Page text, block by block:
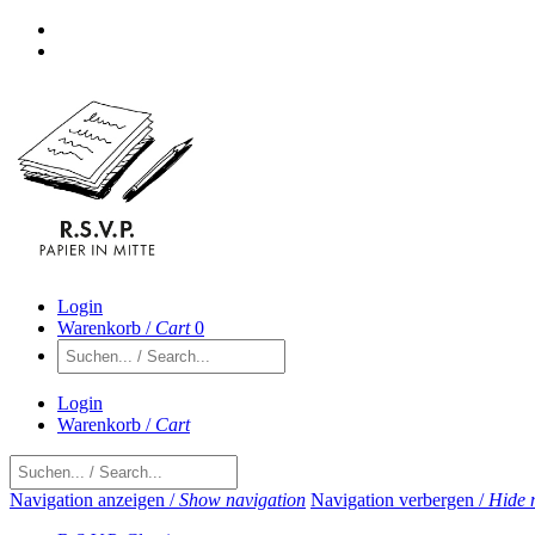
Login
Warenkorb / Cart 0
Login
Warenkorb / Cart
Navigation anzeigen /Show navigation Navigation verbergen / Hide